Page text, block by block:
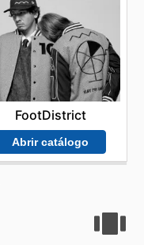
FootDistrict
Abrir catálogo